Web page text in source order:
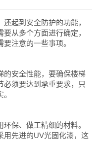
起到安全防护的功能，
从多个方面进行确定，
注意的一些事项。
安全性能，要确保楼梯
必须要达到承重要求，只
保、做工精细的材料。
用先进的UV光固化漆，这